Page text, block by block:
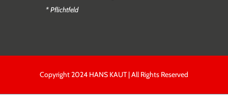
* Pflichtfeld
Copyright 2024 HANS KAUT | All Rights Reserved